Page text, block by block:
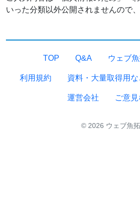
いった分類以外公開されませんので
TOP Q&A ウェブ
利用規約 資料・大量取得用
運営会社 ご意
© 2026 ウェブ魚拓